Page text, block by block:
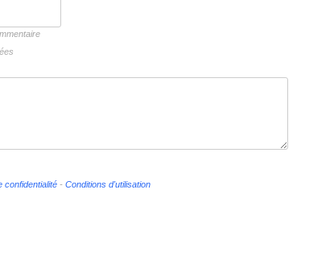
confidentialité - Conditions d'utilisation